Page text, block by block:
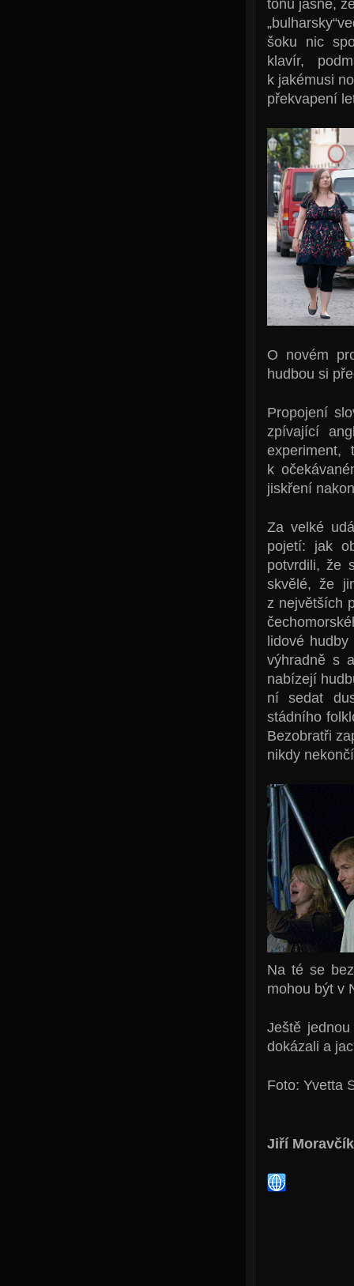
tónů jasné,
šoku nic
klavír,
k jakémusi
překvapení
O novém
hudbou si
Propojení
zpívající
k
jiskření
Za velké
pojetí: jak
potvrdili, že
skvělé, že
z největších
lidové
výhradně s
nabízejí
ní sedat
stádního
Bezobratři
nikdy
Na té se
mohou být v
Ještě
dokázali a
Foto: Yvetta
Jiří Moravčík